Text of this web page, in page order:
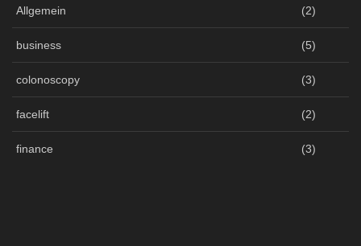
Allgemein (2)
business (5)
colonoscopy (3)
facelift (2)
finance (3)